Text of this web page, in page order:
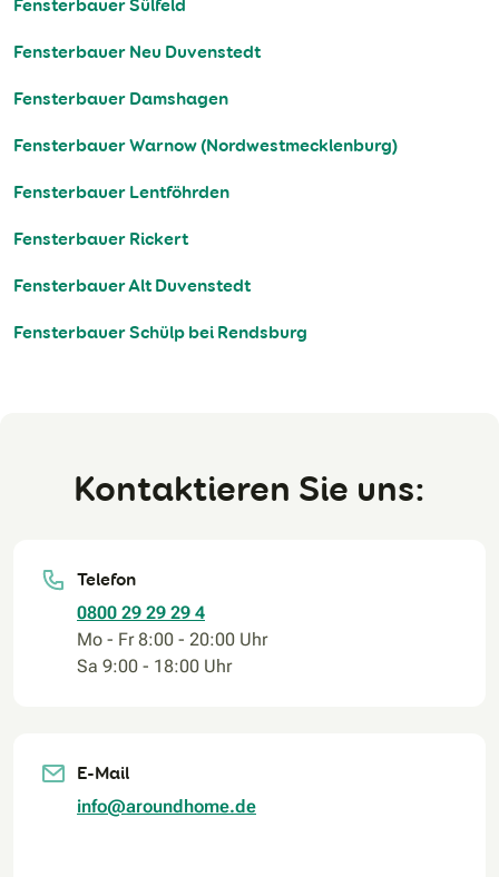
Fensterbauer Sülfeld
Fensterbauer Neu Duvenstedt
Fensterbauer Damshagen
Fensterbauer Warnow (Nordwestmecklenburg)
Fensterbauer Lentföhrden
Fensterbauer Rickert
Fensterbauer Alt Duvenstedt
Fensterbauer Schülp bei Rendsburg
Kontaktieren Sie uns:
Telefon
0800 29 29 29 4
Mo - Fr 8:00 - 20:00 Uhr
Sa 9:00 - 18:00 Uhr
E-Mail
info@aroundhome.de